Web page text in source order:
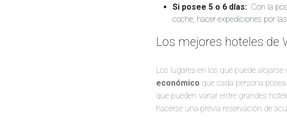
Si posee 5 o 6 días: Con la
coche, hacer expediciones por
Los mejores hoteles de
Los lugares en los que puede
económico que cada persona
que pueden variar entre grandes
hacerse una previa reservación de